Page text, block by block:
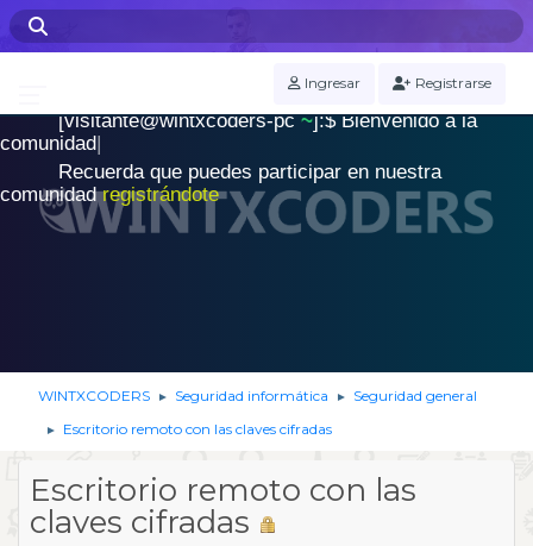
Ingresar Registrarse
WINTXCODERS Terminal
[visitante@wintxcoders-pc~]:$ .
Bienvenido a la
comunidad|
Recuerda que puedes participar en nuestra
comunidadregistrándote
WINTXCODERS ► Seguridad informática ► Seguridad general
► Escritorio remoto con las claves cifradas
Escritorio remoto con las
claves cifradas